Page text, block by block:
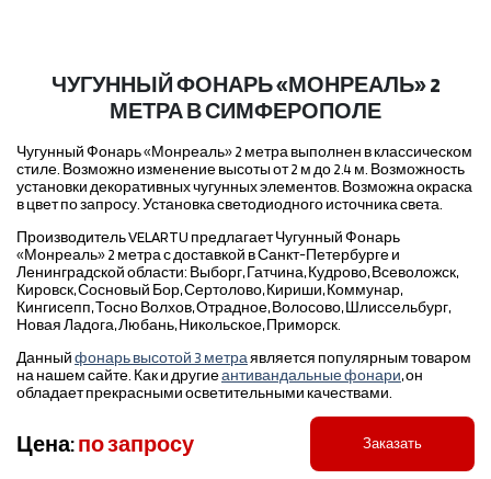
ЧУГУННЫЙ ФОНАРЬ «МОНРЕАЛЬ» 2
МЕТРА В СИМФЕРОПОЛЕ
Чугунный Фонарь «Монреаль» 2 метра выполнен в классическом
стиле. Возможно изменение высоты от 2 м до 2.4 м. Возможность
установки декоративных чугунных элементов. Возможна окраска
в цвет по запросу. Установка светодиодного источника света.
Производитель VELARTU предлагает Чугунный Фонарь
«Монреаль» 2 метра с доставкой в Санкт-Петербурге и
Ленинградской области: Выборг, Гатчина, Кудрово, Всеволожск,
Кировск, Сосновый Бор, Сертолово, Кириши, Коммунар,
Кингисепп, Тосно Волхов, Отрадное, Волосово, Шлиссельбург,
Новая Ладога, Любань, Никольское, Приморск.
Данныйфонарь высотой 3 метраявляется популярным товаром
на нашем сайте. Как и другиеантивандальные фонари, он
обладает прекрасными осветительными качествами.
Цена:по запросу Заказать